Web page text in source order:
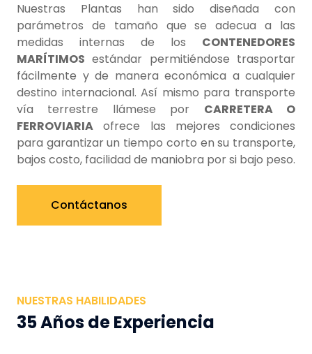
Nuestras Plantas han sido diseñada con
parámetros de tamaño que se adecua a las
medidas internas de los CONTENEDORES
MARÍTIMOS estándar permitiéndose trasportar
fácilmente y de manera económica a cualquier
destino internacional. Así mismo para transporte
vía terrestre llámese por CARRETERA O
FERROVIARIA ofrece las mejores condiciones
para garantizar un tiempo corto en su transporte,
bajos costo, facilidad de maniobra por si bajo peso.
Contáctanos
NUESTRAS HABILIDADES
35 Años de Experiencia